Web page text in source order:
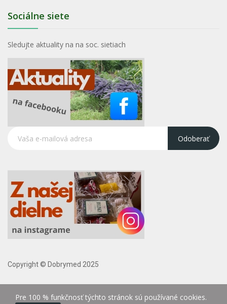
Sociálne siete
Sledujte aktuality na na soc. sietiach
Odoberať
Copyright © Dobrymed 2025
Pre 100 % funkčnosť týchto stránok sú používané cookies.